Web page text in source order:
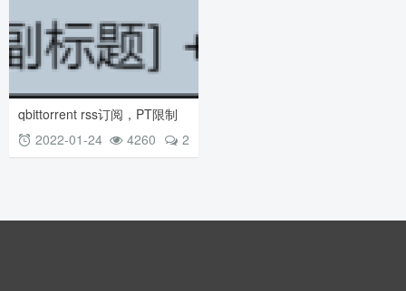
qbittorrent rss订阅，PT限制
2022-01-24 2
4260